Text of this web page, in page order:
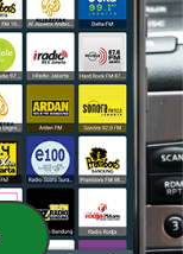
หน้าต่างโลก